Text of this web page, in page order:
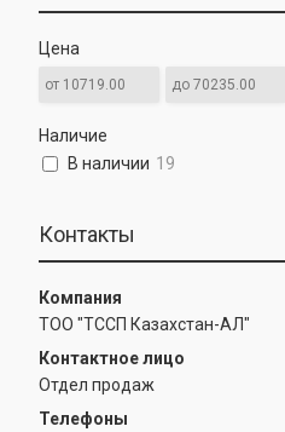
Цена
Наличие
В наличии 19
Контакты
ТОО "ТССП Казахстан-АЛ"
Отдел продаж